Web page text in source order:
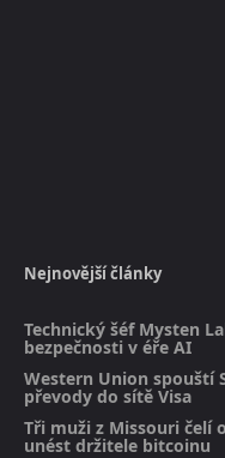
Nejnovější články
Technický šéf Mysten
bezpečnosti v éře AI
Western Union spouští
převody do sítě Visa
Tři muži z Missouri čelí
unést držitele bitcoinu